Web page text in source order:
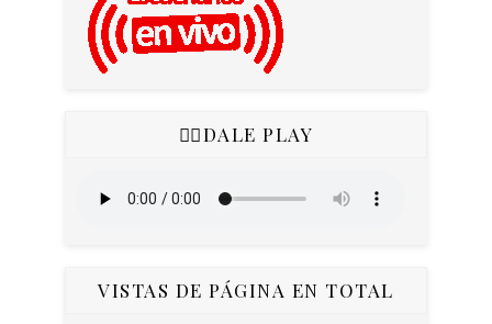
👇🏻DALE PLAY
VISTAS DE PÁGINA EN TOTAL